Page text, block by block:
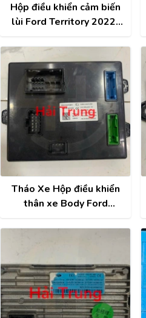
Hộp điều khiển cảm biến
lùi Ford Territory 2022-
Tháo Xe Hộp điều khiển
thân xe Body Ford
BK